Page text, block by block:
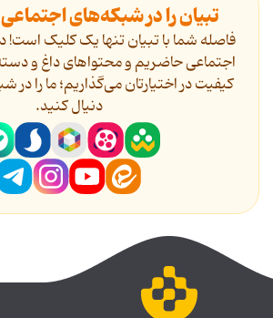
تبیان را در شبکه‌های
فاصله شما با تبیان تنها یک کلیک
اجتماعی حاضریم و محتواهای داغ و دسته
کیفیت در اختیارتان می‌گذاریم؛ ما را در
دنیال کنید.